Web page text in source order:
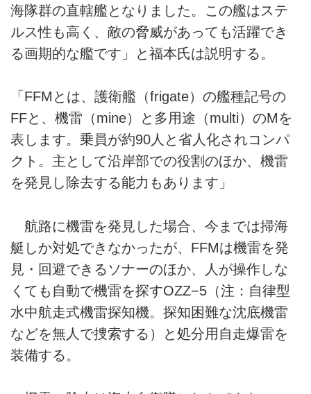
海隊群の直轄艦となりました。この艦はステ
ルス性も高く、敵の脅威があっても活躍でき
る画期的な艦です」と福本氏は説明する。
「FFMとは、護衛艦（frigate）の艦種記号の
FFと、機雷（mine）と多用途（multi）のMを
表します。乗員が約90人と省人化されコンパ
クト。主として沿岸部での役割のほか、機雷
を発見し除去する能力もあります」
航路に機雷を発見した場合、今までは掃海
艇しか対処できなかったが、FFMは機雷を発
見・回避できるソナーのほか、人が操作しな
くても自動で機雷を探すOZZ−5（注：自律型
水中航走式機雷探知機。探知困難な沈底機雷
などを無人で捜索する）と処分用自走爆雷を
装備する。